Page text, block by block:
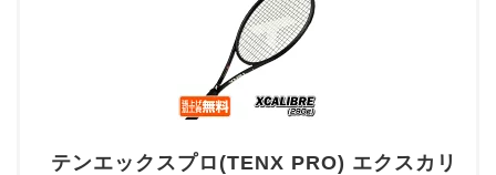
テンエックスプロ(TENX PRO) エクスカリ